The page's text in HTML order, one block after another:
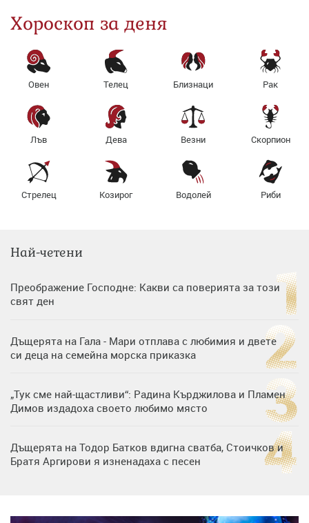
Хороскоп за деня
Овен Телец Близнаци Рак
Лъв Дева Везни Скорпион
Стрелец Козирог Водолей Риби
Най-четени
Преображение Господне: Какви са поверията за този
свят ден
Дъщерята на Гала - Мари отплава с любимия и двете
си деца на семейна морска приказка
„Тук сме най-щастливи“: Радина Кърджилова и Пламен
Димов издадоха своето любимо място
Дъщерята на Тодор Батков вдигна сватба, Стоичков и
Братя Аргирови я изненадаха с песен